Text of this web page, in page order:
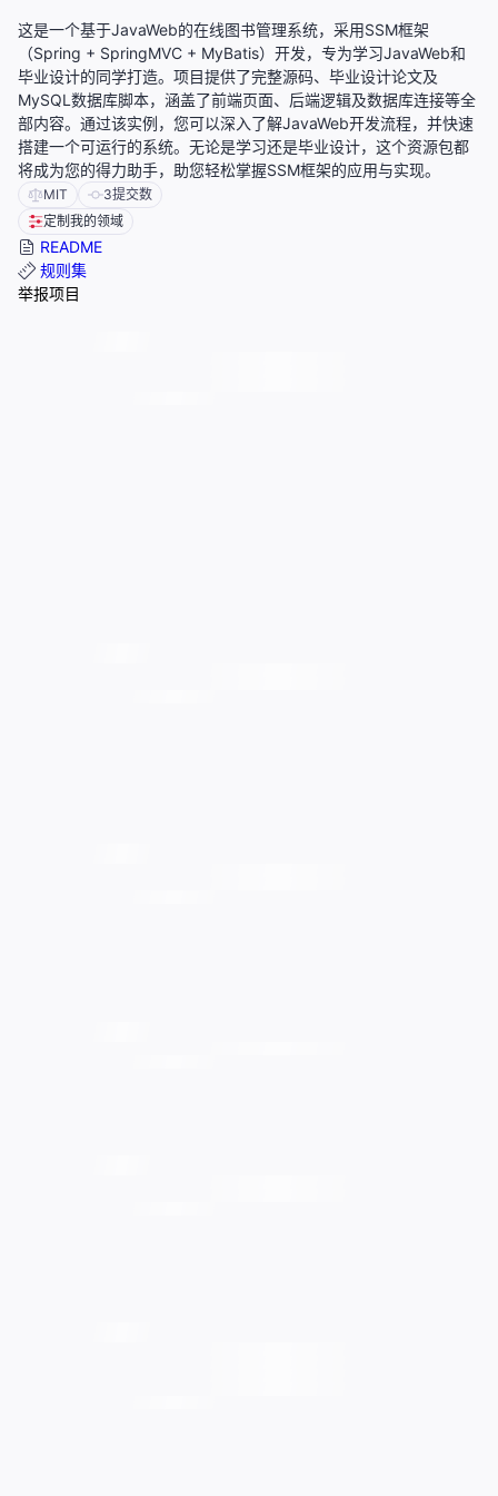
这是一个基于JavaWeb的在线图书管理系统，采用SSM框架
（Spring + SpringMVC + MyBatis）开发，专为学习JavaWeb和
毕业设计的同学打造。项目提供了完整源码、毕业设计论文及
MySQL数据库脚本，涵盖了前端页面、后端逻辑及数据库连接等全
部内容。通过该实例，您可以深入了解JavaWeb开发流程，并快速
搭建一个可运行的系统。无论是学习还是毕业设计，这个资源包都
将成为您的得力助手，助您轻松掌握SSM框架的应用与实现。
MIT 3提交数
定制我的领域
README
规则集
举报项目